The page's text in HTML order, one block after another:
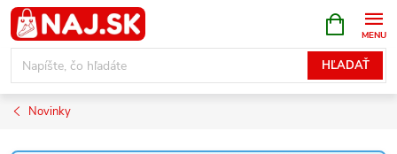
Prejsť
na
obsah
HĽADAŤ
KOŠÍK
Novinky